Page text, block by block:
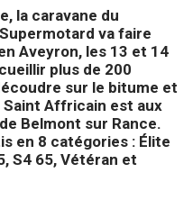
la caravane du
va faire
Aveyron, les 13 et 14
plus de 200
sur le bitume et
Affricain est aux
Belmont sur Rance.
en 8 catégories : Élite
S4 65, Vétéran et